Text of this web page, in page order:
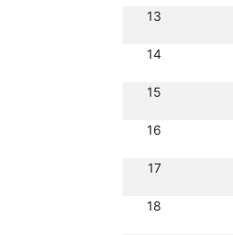
13
14
15
16
17
18